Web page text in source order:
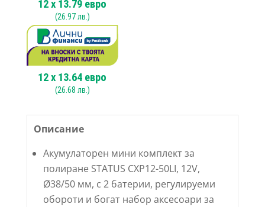
mm
12x 13.79 евро
(26.97лв.)
12x 13.64 евро
(26.68 лв.)
Описание
Акумулаторен мини комплект за
полиране STATUS CXP12-50LI, 12V,
Ø38/50 мм, с 2 батерии, регулируеми
обороти и богат набор аксесоари за